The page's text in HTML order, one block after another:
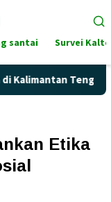
santai Survei
Tengah?
Etika